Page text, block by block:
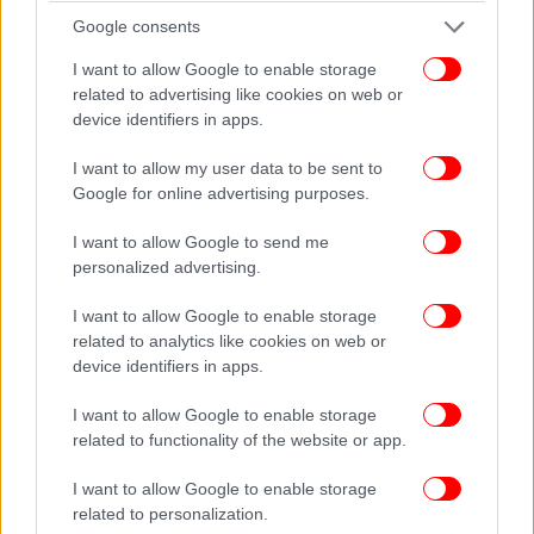
Google consents
I want to allow Google to enable storage
related to advertising like cookies on web or
device identifiers in apps.
I want to allow my user data to be sent to
Google for online advertising purposes.
I want to allow Google to send me
personalized advertising.
I want to allow Google to enable storage
related to analytics like cookies on web or
device identifiers in apps.
I want to allow Google to enable storage
related to functionality of the website or app.
I want to allow Google to enable storage
related to personalization.
προστατευμένο περιβάλλον».
Νότης Μηταράκης:
Για το επιτελικό κράτος θα συμφωνήσω με τον
Μάκη Βορίδη, και η ενίσχυση των θεσμών συνέβαλε
στην αντιμετώπιση κρίσεων και στην εκλογική νίκη
του 2023.
Η Νέα Δημοκρατία θα πρέπει να γίνει πιο ισχυρή
και να παίξουν όλοι έναν ρόλο. Η εκτελεστική
γραμματεία να συνεδριάζει κάθε μήνα, η πολιτική
επιτροπή και η κοινοβουλευτική ομάδα κάθε
τρίμηνο. Και να υπάρξει μια σαφής ερμηνεία για το
ποιος είναι ο ρόλος του βουλευτή.
Δημήτρης Μαρκόπουλος